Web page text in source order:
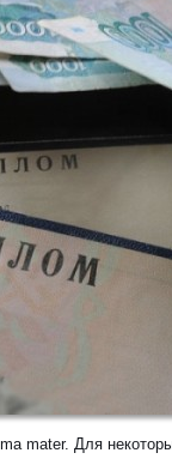
mater. Для